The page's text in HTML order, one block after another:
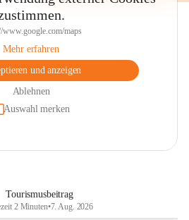
www.google.com/maps
Mehr erfahren
und anzeigen
Ablehnen
Auswahl merken
Tourismusbeitrag
2 Minuten•7. Aug. 2026